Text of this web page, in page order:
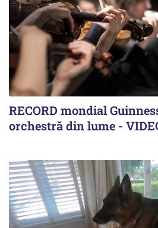
RECORD mondial
orchestră din lume -